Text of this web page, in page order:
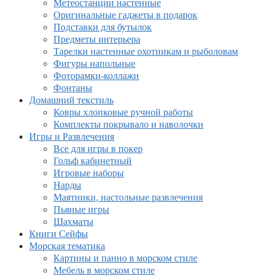
Метеостанции настенные
Оригинальные гаджеты в подарок
Подставки для бутылок
Предметы интерьера
Тарелки настенные охотникам и рыболовам
Фигуры напольные
Фоторамки-коллажи
Фонтаны
Домашний текстиль
Ковры хлопковые ручной работы
Комплекты покрывало и наволочки
Игры и Развлечения
Все для игры в покер
Гольф кабинетный
Игровые наборы
Нарды
Маятники, настольные развлечения
Пьяные игры
Шахматы
Книги Сейфы
Морская тематика
Картины и панно в морском стиле
Мебель в морском стиле